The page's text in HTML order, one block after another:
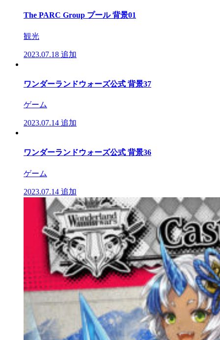
The PARC Group プール 背景01
観光
2023.07.18 追加
ワンダーランドウォーズ公式 背景37
ゲーム
2023.07.14 追加
ワンダーランドウォーズ公式 背景36
ゲーム
2023.07.14 追加